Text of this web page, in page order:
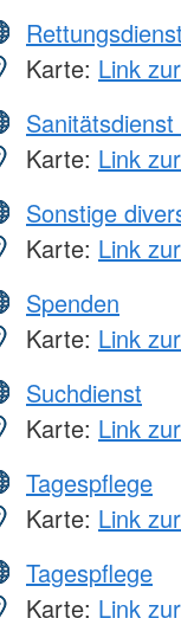
Rettungsdienst
Karte: Link
Karte: Link
Sonstige
Karte: Link
Spenden
Karte: Link
Suchdienst
Karte: Link
Tagespflege
Karte: Link
Tagespflege
Karte: Link